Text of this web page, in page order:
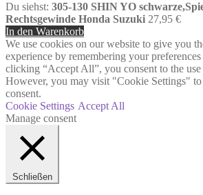
Du siehst: 305-130 SHIN YO
Rechtsgewinde Honda Suzuki 27,95 €
In den Warenkorb
We use cookies on our website to give you
experience by remembering your
clicking “Accept All”, you consent to the
However, you may visit "Cookie Settings"
consent.
Cookie Settings Accept All
Manage consent
Schließen